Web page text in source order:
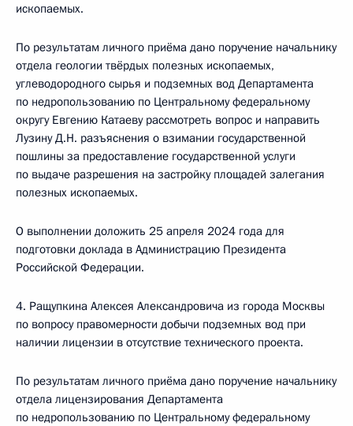
ископаемых.
По результатам личного приёма дано поручение начальнику
отдела геологии твёрдых полезных ископаемых,
углеводородного сырья и подземных вод Департамента
по недропользованию по Центральному федеральному
округу Евгению Катаеву рассмотреть вопрос и направить
Лузину Д.Н. разъяснения о взимании государственной
пошлины за предоставление государственной услуги
по выдаче разрешения на застройку площадей залегания
полезных ископаемых.
О выполнении доложить 25 апреля 2024 года для
подготовки доклада в Администрацию Президента
Российской Федерации.
4. Ращупкина Алексея Александровича из города Москвы
по вопросу правомерности добычи подземных вод при
наличии лицензии в отсутствие технического проекта.
По результатам личного приёма дано поручение начальнику
отдела лицензирования Департамента
по недропользованию по Центральному федеральному